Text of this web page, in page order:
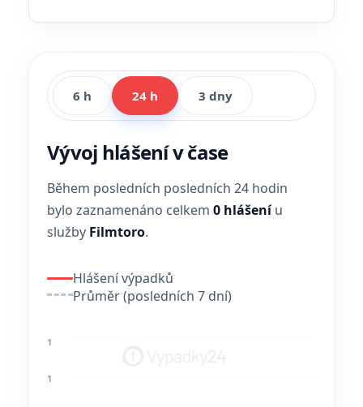
6 h 24 h 3 dny
Vývoj hlášení v čase
Během posledních posledních 24 hodin
bylo zaznamenáno celkem 0 hlášeníu
služby Filmtoro.
Hlášení výpadků
Průměr (posledních 7 dní)
1
1